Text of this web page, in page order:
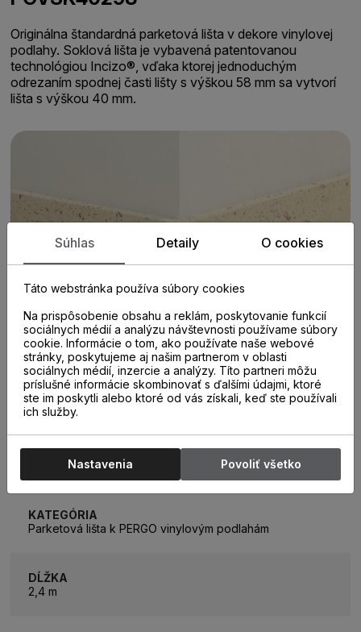
Originálna štandardná parketová lišta v dekore vinylovej
podlahy. Soklová lišta je vybavená patentovanou
technológiou Incizo®, vďaka ktorej jednoduchým
odrezaním spodnej časti lišty s výškou 58 mm sa vytvorí
lišta s výškou 40 mm.
PARAMETRE
KATEGÓRIA
Parketová lišta k PERGO vinylovým podlahám
DĹŽKA
2,4 m
Súhlas Detaily O cookies
Táto webstránka používa súbory cookies
Na prispôsobenie obsahu a reklám, poskytovanie funkcií
sociálnych médií a analýzu návštevnosti používame súbory
cookie. Informácie o tom, ako používate naše webové
stránky, poskytujeme aj našim partnerom v oblasti
sociálnych médií, inzercie a analýzy. Títo partneri môžu
príslušné informácie skombinovať s ďalšími údajmi, ktoré
ste im poskytli alebo ktoré od vás získali, keď ste používali
ich služby.
Nastavenia Povoliť všetko